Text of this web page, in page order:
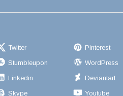
Twitter
Pinterest
Stumbleupon
WordPress
Linkedin
Deviantart
Skype Youtube